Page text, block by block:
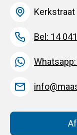
Kerkstraat
Bel: 14